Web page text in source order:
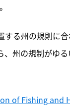
る州の規則に
州の規制がゆ
of Fishing and